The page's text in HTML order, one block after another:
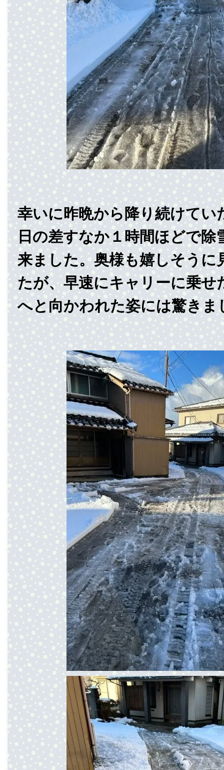
幸いに昨晩から降り続けてい
日の差すなか１時間ほどで除
来ました。奥様も嬉しそうに
たが、早速にキャリーに乗せ
へと向かわれた姿には驚きま